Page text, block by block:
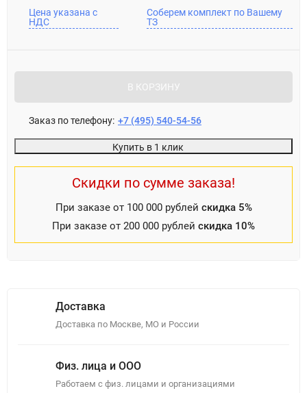
Цена указана с
НДС
Соберем комплект по Вашему
ТЗ
В КОРЗИНУ
Заказ по телефону: +7 (495) 540-54-56
Купить в 1 клик
Скидки по сумме заказа!
При заказе от 100 000 рублей скидка 5%
При заказе от 200 000 рублей скидка 10%
Доставка
Доставка по Москве, МО и России
Физ. лица и ООО
Работаем с физ. лицами и организациями